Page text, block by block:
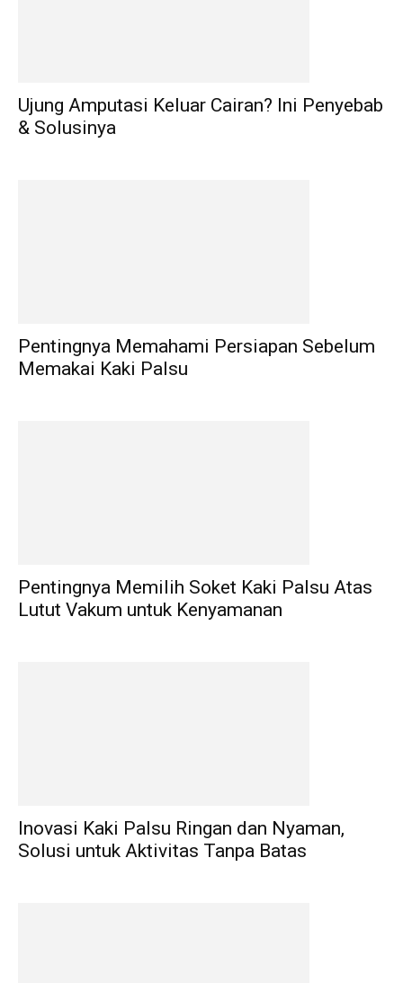
Ujung Amputasi Keluar Cairan? Ini Penyebab
& Solusinya
Pentingnya Memahami Persiapan Sebelum
Memakai Kaki Palsu
Pentingnya Memilih Soket Kaki Palsu Atas
Lutut Vakum untuk Kenyamanan
Inovasi Kaki Palsu Ringan dan Nyaman,
Solusi untuk Aktivitas Tanpa Batas